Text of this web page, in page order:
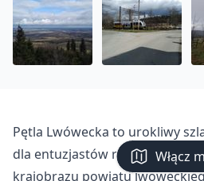
Włącz
Pętla Lwówecka to urokliwy
dla entuzjastów rowerowych i
krajobrazu powiatu